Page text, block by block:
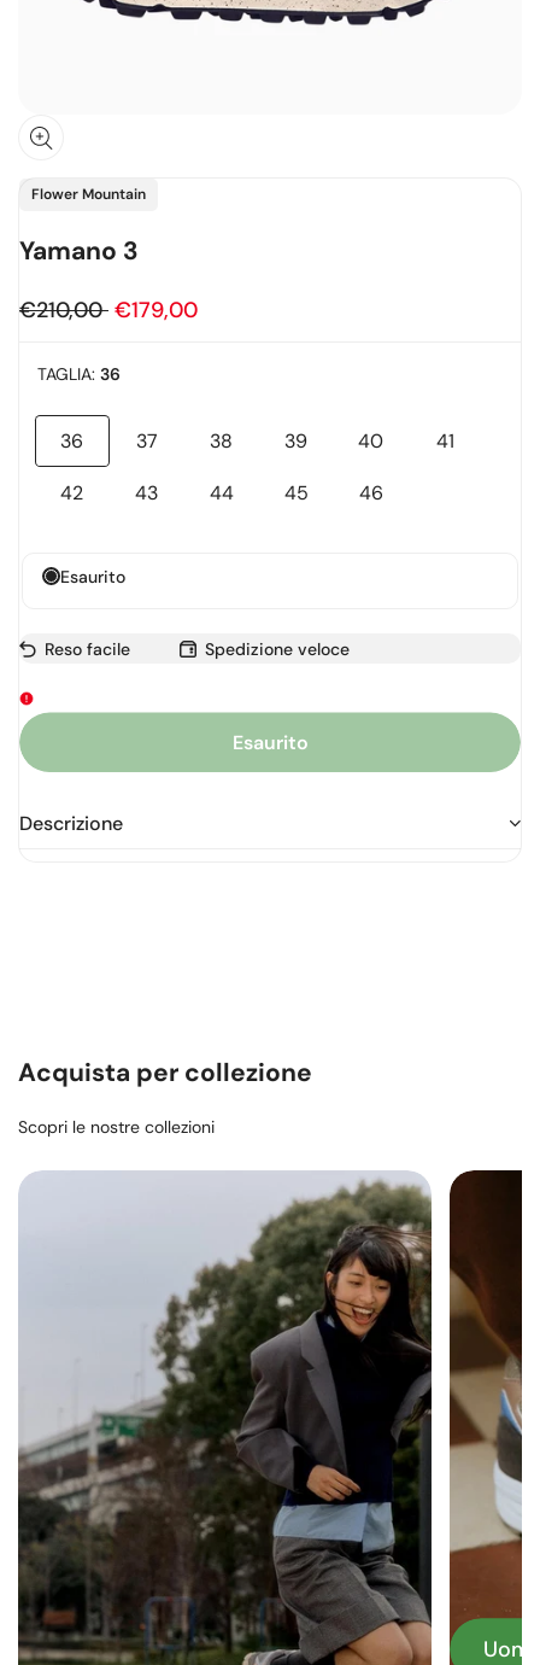
Fornitore:
Flower Mountain
Yamano 3
Prezzo
€210,00 Prezzo
offerta
€179,00
TAGLIA: 36
Variante
esaurita
36
Variante
esaurita
37
Variante
esaurita
38
Variante
esaurita
39
Variante
esaurita
40
Variante
41
Variante
42
Variante
43
Variante
44
Variante
45
Variante
46
Esaurito
Reso facile Spedizione veloce
Esaurito
Descrizione
Acquista per collezione
Scopri le nostre collezioni